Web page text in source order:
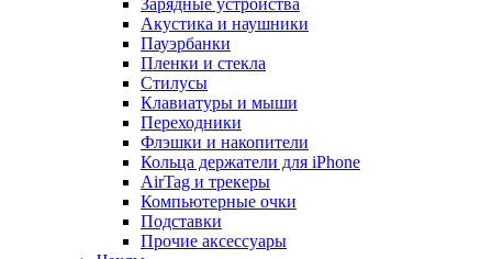
Зарядные устройства
Акустика и наушники
Пауэрбанки
Пленки и стекла
Стилусы
Клавиатуры и мыши
Переходники
Флэшки и накопители
Кольца держатели для iPhone
AirTag и трекеры
Компьютерные очки
Подставки
Прочие аксессуары